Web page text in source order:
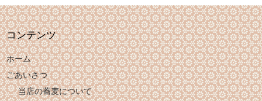
コンテンツ
ホーム
ごあいさつ
当店の蕎麦について